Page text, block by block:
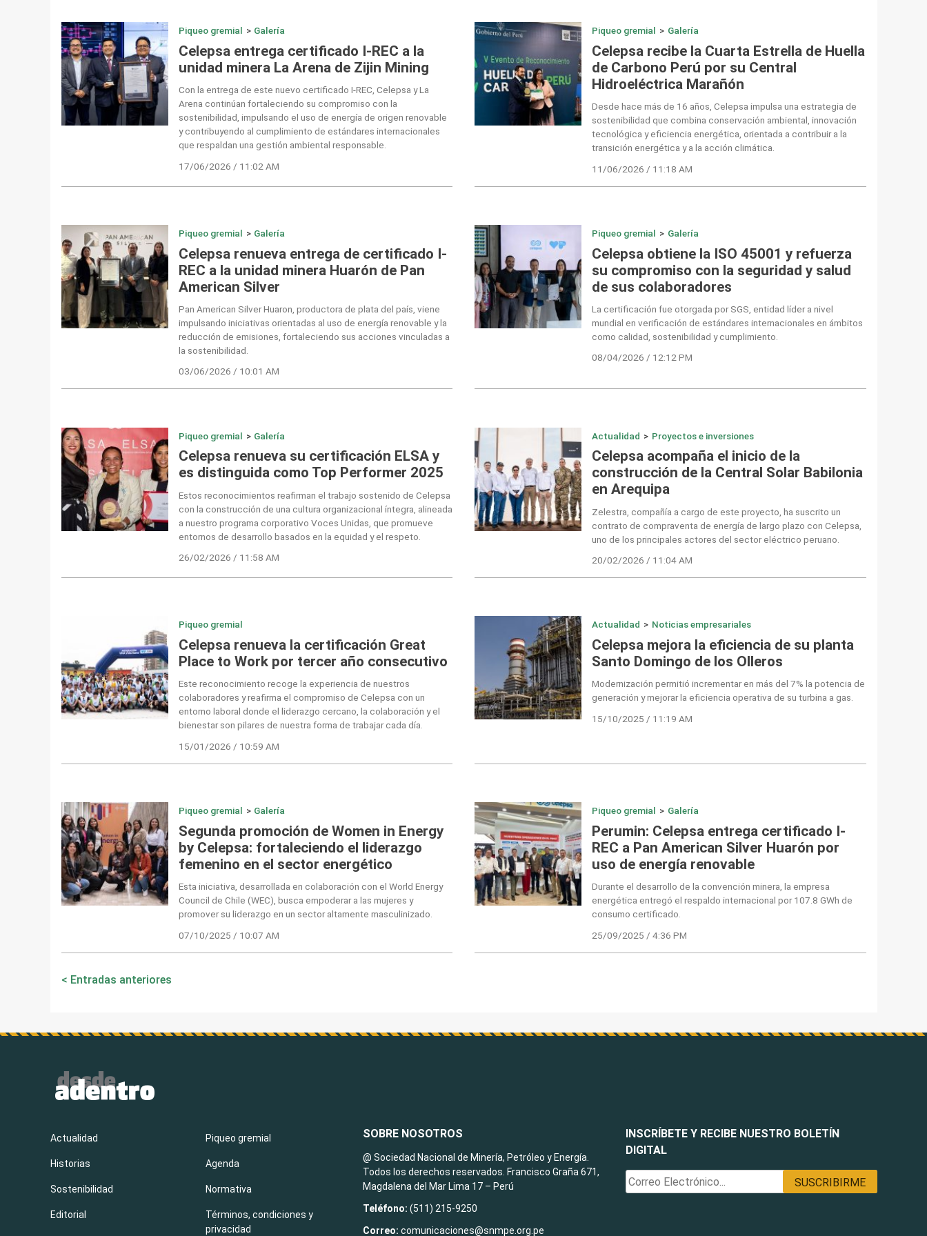
Piqueo gremial > Galería
Celepsa entrega certificado I-REC a la
unidad minera La Arena de Zijin Mining
Con la entrega de este nuevo certificado I-REC, Celepsa y La
Arena continúan fortaleciendo su compromiso con la
sostenibilidad, impulsando el uso de energía de origen renovable
y contribuyendo al cumplimiento de estándares internacionales
que respaldan una gestión ambiental responsable.
17/06/2026 / 11:02 AM
Piqueo gremial > Galería
Celepsa recibe la Cuarta Estrella de Huella
de Carbono Perú por su Central
Hidroeléctrica Marañón
Desde hace más de 16 años, Celepsa impulsa una estrategia de
sostenibilidad que combina conservación ambiental, innovación
tecnológica y eficiencia energética, orientada a contribuir a la
transición energética y a la acción climática.
11/06/2026 / 11:18 AM
Piqueo gremial > Galería
Celepsa renueva entrega de certificado I-
REC a la unidad minera Huarón de Pan
American Silver
Pan American Silver Huaron, productora de plata del país, viene
impulsando iniciativas orientadas al uso de energía renovable y la
reducción de emisiones, fortaleciendo sus acciones vinculadas a
la sostenibilidad.
03/06/2026 / 10:01 AM
Piqueo gremial > Galería
Celepsa obtiene la ISO 45001 y refuerza
su compromiso con la seguridad y salud
de sus colaboradores
La certificación fue otorgada por SGS, entidad líder a nivel
mundial en verificación de estándares internacionales en ámbitos
como calidad, sostenibilidad y cumplimiento.
08/04/2026 / 12:12 PM
Piqueo gremial > Galería
Celepsa renueva su certificación ELSA y
es distinguida como Top Performer 2025
Estos reconocimientos reafirman el trabajo sostenido de Celepsa
con la construcción de una cultura organizacional íntegra, alineada
a nuestro programa corporativo Voces Unidas, que promueve
entornos de desarrollo basados en la equidad y el respeto.
26/02/2026 / 11:58 AM
Actualidad > Proyectos e inversiones
Celepsa acompaña el inicio de la
construcción de la Central Solar Babilonia
en Arequipa
Zelestra, compañía a cargo de este proyecto, ha suscrito un
contrato de compraventa de energía de largo plazo con Celepsa,
uno de los principales actores del sector eléctrico peruano.
20/02/2026 / 11:04 AM
Piqueo gremial
Celepsa renueva la certificación Great
Place to Work por tercer año consecutivo
Este reconocimiento recoge la experiencia de nuestros
colaboradores y reafirma el compromiso de Celepsa con un
entorno laboral donde el liderazgo cercano, la colaboración y el
bienestar son pilares de nuestra forma de trabajar cada día.
15/01/2026 / 10:59 AM
Actualidad > Noticias empresariales
Celepsa mejora la eficiencia de su planta
Santo Domingo de los Olleros
Modernización permitió incrementar en más del 7% la potencia de
generación y mejorar la eficiencia operativa de su turbina a gas.
15/10/2025 / 11:19 AM
Piqueo gremial > Galería
Segunda promoción de Women in Energy
by Celepsa: fortaleciendo el liderazgo
femenino en el sector energético
Esta iniciativa, desarrollada en colaboración con el World Energy
Council de Chile (WEC), busca empoderar a las mujeres y
promover su liderazgo en un sector altamente masculinizado.
07/10/2025 / 10:07 AM
Piqueo gremial > Galería
Perumin: Celepsa entrega certificado I-
REC a Pan American Silver Huarón por
uso de energía renovable
Durante el desarrollo de la convención minera, la empresa
energética entregó el respaldo internacional por 107.8 GWh de
consumo certificado.
25/09/2025 / 4:36 PM
Navegación
Entradas anteriores
INSCRÍBETE Y RECIBE NUESTRO BOLETÍN
DIGITAL
Actualidad
Historias
Sostenibilidad
Editorial
Piqueo gremial
Agenda
Normativa
Términos, condiciones y
privacidad
SOBRE NOSOTROS
@ Sociedad Nacional de Minería, Petróleo y Energía.
Todos los derechos reservados. Francisco Graña 671,
Magdalena del Mar Lima 17 – Perú
Teléfono: (511) 215-9250
Correo:comunicaciones@snmpe.org.pe